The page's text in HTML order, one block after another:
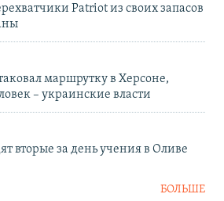
Patriot из своих запасов
маршрутку в Херсоне,
– украинские власти
вторые за день учения в Оливе
БОЛЬШЕ